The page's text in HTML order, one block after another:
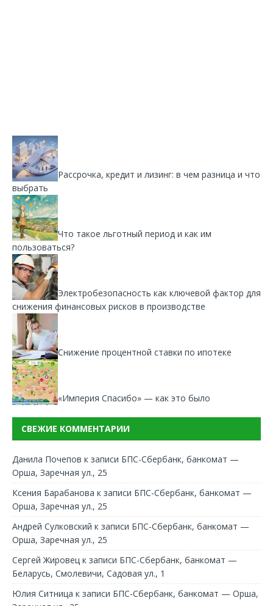
Рассрочка, кредит и лизинг: в чем разница и что
выбрать
Что такое льготный период и как им
пользоваться?
Электробезопасность как ключевой фактор для
снижения финансовых рисков в производстве
Снижение процентной ставки по ипотеке
«Империя Спасибо» — как это было
СВЕЖИЕ КОММЕНТАРИИ
Данила Почепов к записи БПС-Сбербанк, банкомат —
Орша, Заречная ул., 25
Ксения Барабанова к записи БПС-Сбербанк, банкомат —
Орша, Заречная ул., 25
Андрей Сулковский к записи БПС-Сбербанк, банкомат —
Орша, Заречная ул., 25
Сергей Жировец к записи БПС-Сбербанк, банкомат —
Беларусь, Смолевичи, Садовая ул., 1
Юлия Ситница к записи БПС-Сбербанк, банкомат — Орша,